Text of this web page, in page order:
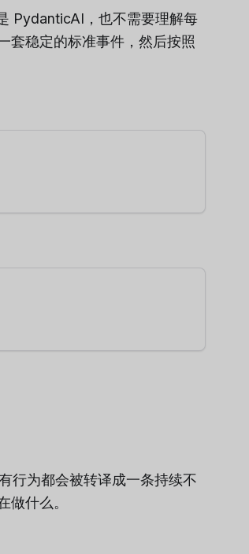
PydanticAI，也不需要理解每
套稳定的标准事件，然后按照
行为都会被转译成一条持续不
什么。